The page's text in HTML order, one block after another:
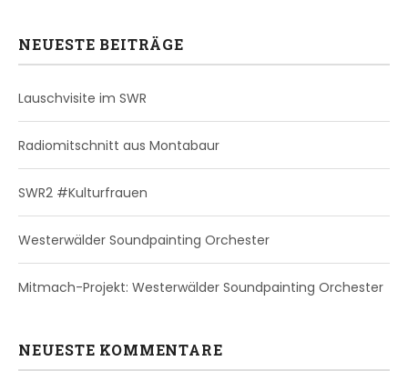
NEUESTE BEITRÄGE
Lauschvisite im SWR
Radiomitschnitt aus Montabaur
SWR2 #Kulturfrauen
Westerwälder Soundpainting Orchester
Mitmach-Projekt: Westerwälder Soundpainting Orchester
NEUESTE KOMMENTARE